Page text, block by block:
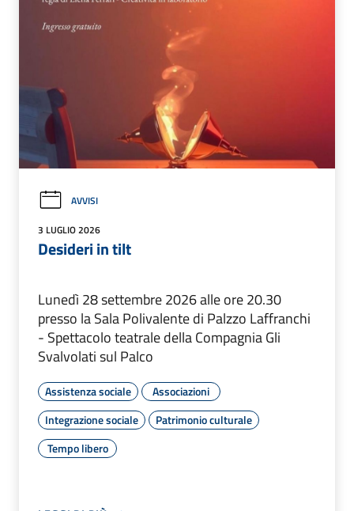
AVVISI
3 LUGLIO 2026
Desideri in tilt
Lunedì 28 settembre 2026 alle ore 20.30
presso la Sala Polivalente di Palzzo Laffranchi
- Spettacolo teatrale della Compagnia Gli
Svalvolati sul Palco
Assistenza sociale
Associazioni
Integrazione sociale
Patrimonio culturale
Tempo libero